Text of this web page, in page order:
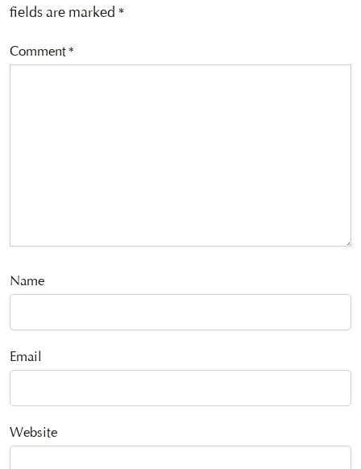
fields are marked *
Comment*
Name
Email
Website